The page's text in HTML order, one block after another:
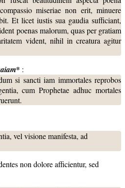
miseriae non erit, minuere
Et licet iustis sua gaudia sufficiant,
poenas malorum, quas per gratiam
vident, nihil in creatura agitur
* :
si sancti iam immortales reprobos
cum Prophetae adhuc mortales
vel visione manifesta, ad
non dolore afficientur, sed